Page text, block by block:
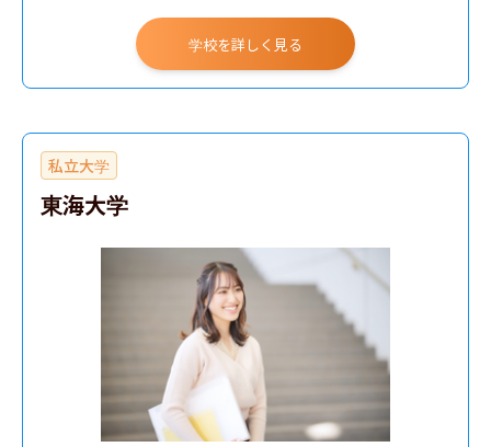
学校を詳しく見る
私立大学
東海大学